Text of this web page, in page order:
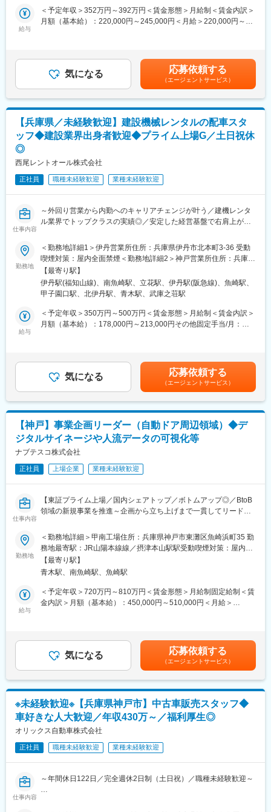
事業を展開しております。
※メーカー機能では、(株)神戸製鋼所および日本製鉄(株)の製造ラ
積極的な取り組みを行っております。様々な活動が評価され、官
公庁や団体から各種認定を受けています（「ひょうご仕事と生活
の調和推進企業」認定（2019年9月）/「こうべ男女いきいき事業
◎キャリアパス・研修制度：入社したその日から各階層に応じた
研修を用意しています。階層別研修の他、専門研修、自己啓発支
援制度、コンプライアンス研修などもございます。
◎社風：“とりあえずやってみよか”のスローガンの下、常識や固定
当社スローガンのもと、一緒に様々な挑戦をしていきませんか？
◇既存顧客へのルート営業
大手から個人経営まで、静岡より西側エリアの乗馬クラブが主な
取引先です。
りません。
また、営業スタイルは各自に任されるため、顧客の元に足しげく
通う深耕営業／電話やメールを用いた提案営業など、ご自身の得
◇商品企画・開発への参画
お客様から直接いただいたニーズや声を、社内の商品企画部門に
フィードバック。
てのやりがいも感じられます。
■働く魅力：
・乗馬業界は市場参加者が少なく、上場グループ企業は恐らく当
社のみというです。また、乗馬人口が大きく上下することは無い
■組織構成：
営業5名（部長１名、課長40代１名、メンバー3名（40代、20代、
嘱託））
商品知識は、入社後半年間の倉庫研修を通して、数千点の商品を
実際に触って覚えることができます。
乗馬に興味のない方も活躍されておりますのでご安心ください！
業界トップクラスのシェアを誇る事業もあり、業績も安定してい
ます。国内自社製品のヨーロッパ向け輸出業と国内向けの輸入卸
業の二つの柱を持ち、メーカー機能・商社機能両方を保持してい
ます。
変更の範囲：会社の定める業務
給与
＜予定年収＞352万円～392万円＜賃金形態＞月給制＜賃金内訳＞
月額（基本給）：220,000円～245,000円＜月給＞220,000円～
ります。月給(月額)は固定手当を含めた表記です。
気になる 応募依頼する
（エージェントサービス）
【兵庫県／未経験歓迎】建設機械レンタルの配車スタ
ッフ◆建設業界出身者歓迎◆プライム上場G／土日祝休
◎
西尾レントオール株式会社
正社員 職種未経験歓迎 業種未経験歓迎
仕事内容
～外回り営業から内勤へのキャリアチェンジが叶う／建機レンタ
ル業界でトップクラスの実績◎／安定した経営基盤で右肩上がり
すい環境～
■業務内容：
総合レンタル業界のリーディングカンパニーである当社にて、建
設機械レンタルのフロント配車スタッフをお任せします。
■具体的には：
お客さまからのお問い合わせに対応し、商品の在庫や稼働状況を
確認しながら社内のスタッフに指示する、まさに“司令塔”的な役割
にトラブルが生じた際の入れ替え手配、来店されたお客さまの対
応など幅広い業務をこなすため、フロントの仕事には豊富な商品
知識に加え、高度な判断力が要求されます。
ないポジション）」です。メイン業務は、現場への重機の運搬手
配や、レンタル資産の入出庫対応ですが、それに加え、営業担
当・技術担当・事務担当のパイプ役をはたし、仕入れ調整や原価
丁寧なOJTや、手厚いフォロー体制が整っており、未経験の方で
も安心してスタートすることができます。
■組織構成：
神戸営業所は10名で構成されております。
す。
■働きやすい環境：
当社では、建設業界では数少ない、連休性のリフレッシュ休暇が
この制度を使って、土日と合わせて10連休を取っている社員も多
くいます。
◇東証プライム上場のニシオホールディングのレンタル部門を継
承したグループ会社の中核企業です。
◇売上高1,856億円、経常利益156億円（2023.9連結）、自己資本
比率50％と安定的な財務基盤、且つ、堅実に経済成長を遂げてい
ます。
◇レンタルビジネスは高い利益率が魅力であり、今後も顕著な市
場成長が予測されます。
◇入社年次に関係なく実力本位の公平な人事制度があり、積極的
に個人意見を政策に取り入れる柔軟な社風があります。
勤務地
＜勤務地詳細1＞伊丹営業所住所：兵庫県伊丹市北本町3-36 受動
喫煙対策：屋内全面禁煙＜勤務地詳細2＞神戸営業所住所：兵庫県
神戸市東灘区魚崎浜町8ー3 勤務地最寄駅：阪神線／魚崎駅受動喫
煙対策：屋内全面禁煙＜勤務地詳細3＞尼崎営業所住所：兵庫県尼
崎市水堂町4-1-22 受動喫煙対策：屋内全面禁煙変更の範囲：会社
【最寄り駅】
伊丹駅(福知山線)、南魚崎駅、立花駅、伊丹駅(阪急線)、魚崎駅、
甲子園口駅、北伊丹駅、青木駅、武庫之荘駅
給与
＜予定年収＞350万円～500万円＜賃金形態＞月給制＜賃金内訳＞
月額（基本給）：178,000円～213,000円その他固定手当/月：
給：年1回（5月）／1月あたり3.10%～3.10%（前年度実績）■賞
与：年2回（7月・12月）／賞与月数計4.70ヶ月分（前年度実績）
賃金はあくまでも目安の金額であり、選考を通じて上下する可能
性があります。月給(月額)は固定手当を含めた表記です。
気になる 応募依頼する
（エージェントサービス）
【神戸】事業企画リーダー（自動ドア周辺領域）◆デ
ジタルサイネージや人流データの可視化等
ナブテスコ株式会社
正社員 上場企業 業種未経験歓迎
仕事内容
【東証プライム上場／国内シェアトップ／ボトムアップ◎／BtoB
領域の新規事業を推進～企画から立ち上げまで一貫してリードで
■募集部門
2022年に当社住環境カンパニー内に新事業推進部を立ち上げまし
た。次世代自動ドアや周辺領域の新事業の創出・推進に向けて、
企画・立案・検証など事業化に至る一連の活動を遂行していま
す。
サービス事例：自動ドアの広告配信サービスや既存の台車に取り
付けることで最大1トンまでの重量物を運搬する際の負担を80％
■担当業務：
・新規事業の事業企画（業務関係者：顧客、協業/パートナー企
／事業体制構築］
・新規事業の立上・初期運営（業務関係者：顧客、協業/パートナ
ー企業、販売会社、他部門）事業の運営リーダー［業務の整流化
／顧客開拓］
■仕事のやりがい・魅力：
・ボトムアップで新事業の企画～実行までを推進できる風土があ
・異業種との協業・共創を通じて、幅広い知見を習得できる
・社内外の関係者を取り纏めるリーダーシップを養うことができ
勤務地
＜勤務地詳細＞甲南工場住所：兵庫県神戸市東灘区魚崎浜町35 勤
務地最寄駅：JR山陽本線線／摂津本山駅駅受動喫煙対策：屋内全
面禁煙変更の範囲：会社の定める事業所（リモートワーク含む）
【最寄り駅】
青木駅、南魚崎駅、魚崎駅
給与
＜予定年収＞720万円～810万円＜賃金形態＞月給制固定給制＜賃
金内訳＞月額（基本給）：450,000円～510,000円＜月給＞
上下する可能性があります。月給(月額)は固定手当を含めた表記で
す。
気になる 応募依頼する
（エージェントサービス）
※未経験歓迎※【兵庫県神戸市】中古車販売スタッフ◆
車好きな人大歓迎／年収430万～／福利厚生◎
オリックス自動車株式会社
正社員 職種未経験歓迎 業種未経験歓迎
仕事内容
～年間休日122日／完全週休2日制（土日祝）／職種未経験歓迎～